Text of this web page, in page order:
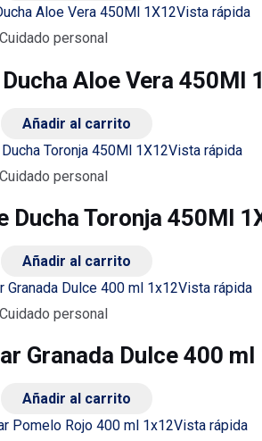
Vista rápida
Cuidado personal
Aloe Vera 450Ml
Añadir al carrito
Vista rápida
Cuidado personal
Ducha Toronja 450Ml
Añadir al carrito
Vista rápida
Cuidado personal
Granada Dulce 400 ml
Añadir al carrito
Vista rápida